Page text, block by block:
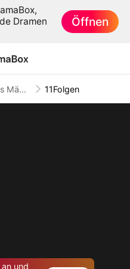
Dramen
Öffnen
Braves Mädchen der Mafia 11Folgen
und